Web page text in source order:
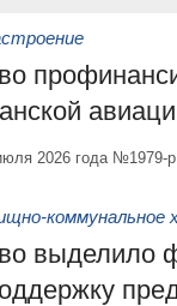
2026 года
коммунальное
выделило